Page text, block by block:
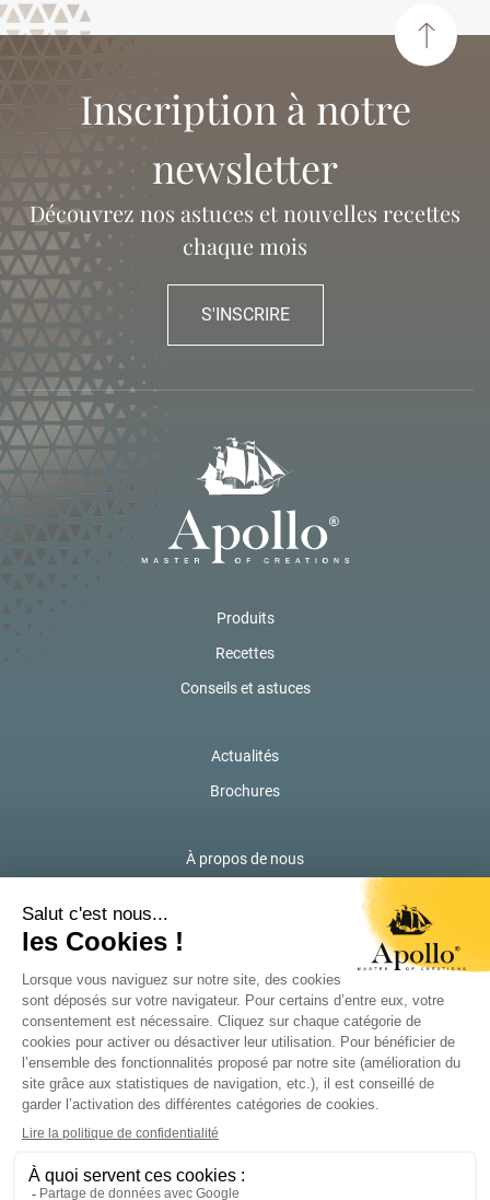
Inscription à notre
newsletter
Découvrez nos astuces et nouvelles recettes
chaque mois
S'INSCRIRE
Produits
Recettes
Conseils et astuces
Actualités
Brochures
À propos de nous
Marques locales de Solina